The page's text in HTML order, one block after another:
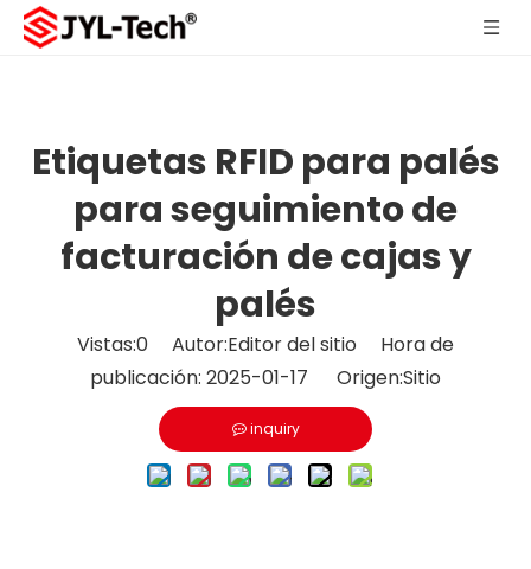
Etiquetas RFID para palés
para seguimiento de
facturación de cajas y
palés
Vistas:0 Autor:Editor del sitio Hora de
publicación: 2025-01-17 Origen:Sitio
inquiry